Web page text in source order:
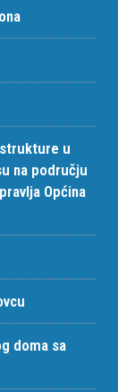
u
na području
Općina
doma sa